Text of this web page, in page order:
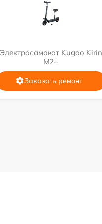
Электросамокат Kugoo Kirin
M2+
Заказать ремонт